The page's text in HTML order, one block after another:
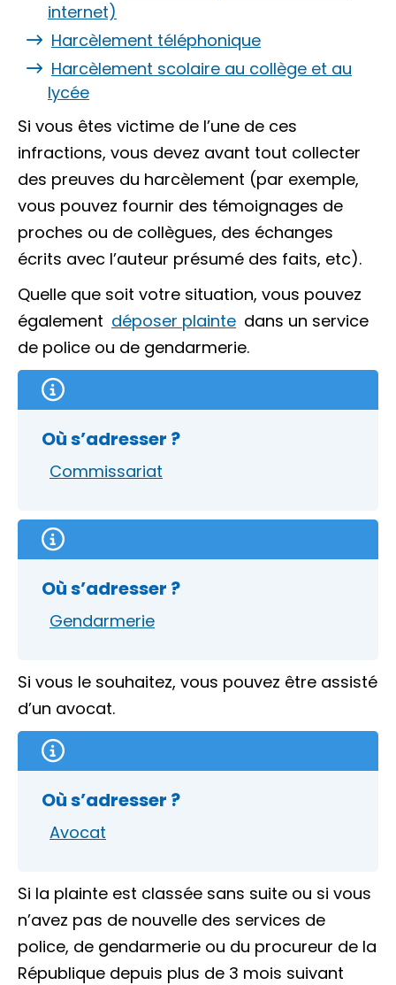
internet)
Harcèlement téléphonique
Harcèlement scolaire au collège et au
lycée
Si vous êtes victime de l’une de ces
infractions, vous devez avant tout collecter
des preuves du harcèlement (par exemple,
vous pouvez fournir des témoignages de
proches ou de collègues, des échanges
écrits avec l’auteur présumé des faits, etc).
Quelle que soit votre situation, vous pouvez
également déposer plainte dans un service
de police ou de gendarmerie.
Où s’adresser ?
Commissariat
Où s’adresser ?
Gendarmerie
Si vous le souhaitez, vous pouvez être assisté
d’un avocat.
Où s’adresser ?
Avocat
Si la plainte est classée sans suite ou si vous
n’avez pas de nouvelle des services de
police, de gendarmerie ou du procureur de la
République depuis plus de 3 mois suivant